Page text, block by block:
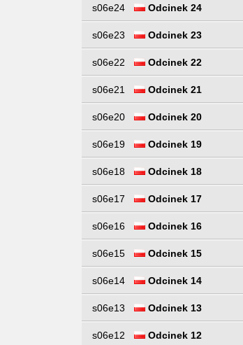
s06e24 Odcinek 24
s06e23 Odcinek 23
s06e22 Odcinek 22
s06e21 Odcinek 21
s06e20 Odcinek 20
s06e19 Odcinek 19
s06e18 Odcinek 18
s06e17 Odcinek 17
s06e16 Odcinek 16
s06e15 Odcinek 15
s06e14 Odcinek 14
s06e13 Odcinek 13
s06e12 Odcinek 12